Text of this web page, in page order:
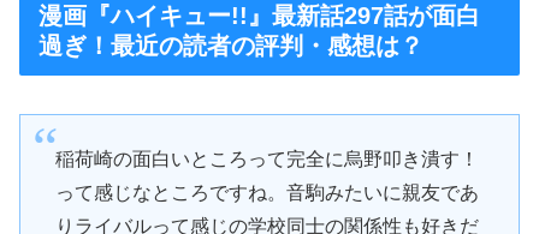
漫画『ハイキュー!!』最新話297話が面白
過ぎ！最近の読者の評判・感想は？
稲荷崎の面白いところって完全に烏野叩き潰す！
って感じなところですね。音駒みたいに親友であ
りライバルって感じの学校同士の関係性も好きだ